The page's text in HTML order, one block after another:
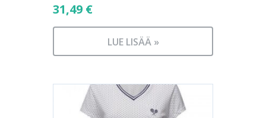
31,49 €
LUE LISÄÄ »